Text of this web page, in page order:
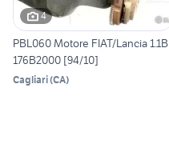
4
PBL060 Motore FIAT/Lancia 1.1B
176B2000 [94/10]
Cagliari(CA)